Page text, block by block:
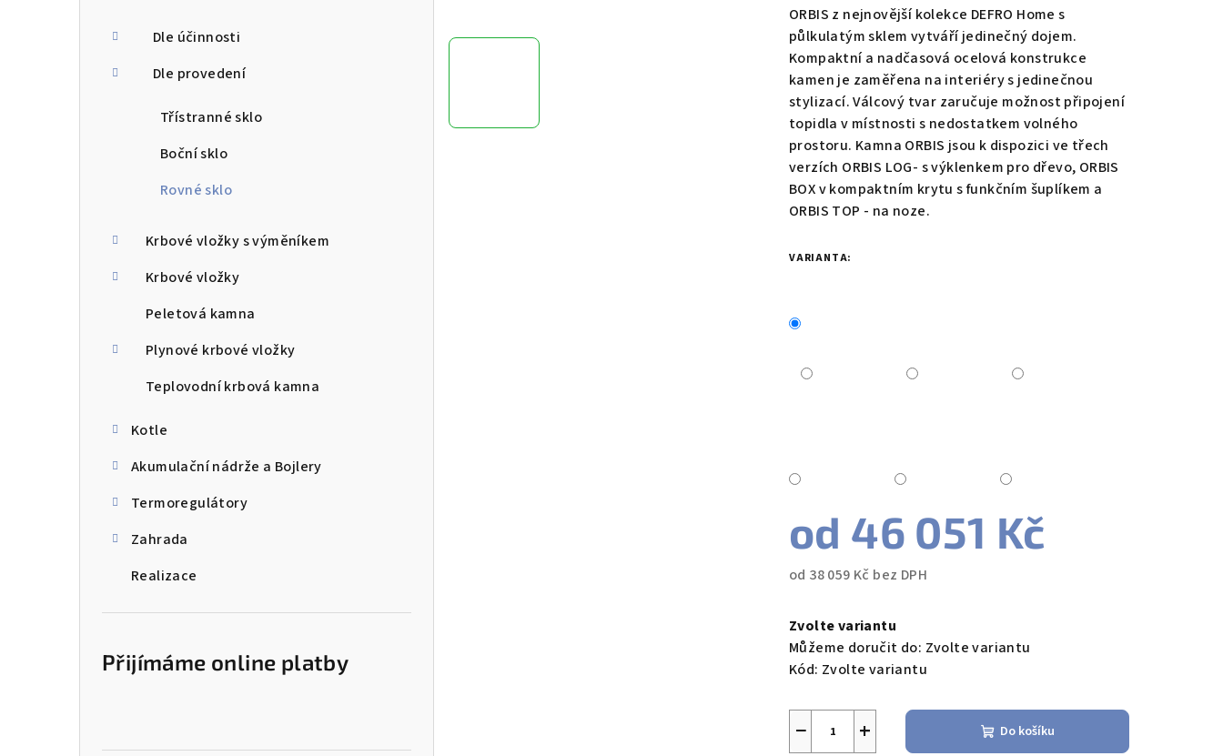
Dle účinnosti
Dle provedení
Třístranné sklo
Boční sklo
Rovné sklo
Krbové vložky s výměníkem
Krbové vložky
Peletová kamna
Plynové krbové vložky
Teplovodní krbová kamna
Kotle
Akumulační nádrže a Bojlery
Termoregulátory
Zahrada
Realizace
Přijímáme online platby
je
5,0
z
5
hvězdiček.
ORBIS z nejnovější kolekce DEFRO Home s
půlkulatým sklem vytváří jedinečný dojem.
Kompaktní a nadčasová ocelová konstrukce
kamen je zaměřena na interiéry s jedinečnou
stylizací. Válcový tvar zaručuje možnost připojení
topidla v místnosti s nedostatkem volného
prostoru. Kamna ORBIS jsou k dispozici ve třech
verzích ORBIS LOG- s výklenkem pro dřevo, ORBIS
BOX v kompaktním krytu s funkčním šuplíkem a
ORBIS TOP - na noze.
VARIANTA:
od 46 051 Kč
od 38 059 Kč bez DPH
cena:
Zvolte variantu
Můžeme doručit do: Zvolte variantu
Kód: Zvolte variantu
+
− Do košíku